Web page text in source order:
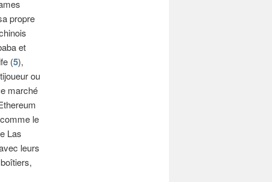
propre
et
(5),
ou
marché
le
Las
leurs